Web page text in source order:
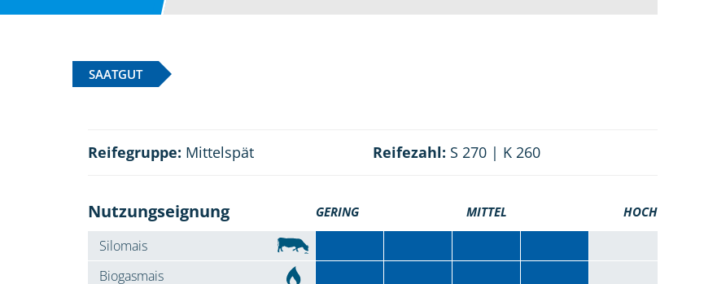
SAATGUT
Reifegruppe: Mittelspät Reifezahl: S 270 | K 260
Nutzungseignung GERING MITTEL HOCH
Silomais
Biogasmais